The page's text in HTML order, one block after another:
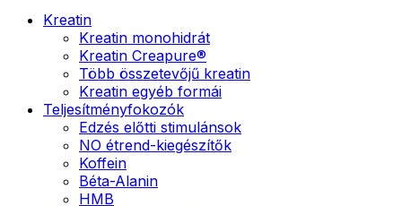
Kreatin
Kreatin monohidrát
Kreatin Creapure®
Több összetevőjű kreatin
Kreatin egyéb formái
Teljesítményfokozók
Edzés előtti stimulánsok
NO étrend-kiegészítők
Koffein
Béta-Alanin
HMB